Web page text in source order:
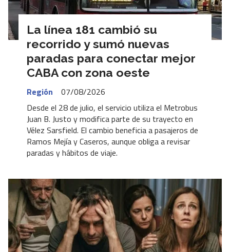
La línea 181 cambió su
recorrido y sumó nuevas
paradas para conectar mejor
CABA con zona oeste
Región
07/08/2026
Desde el 28 de julio, el servicio utiliza el Metrobus
Juan B. Justo y modifica parte de su trayecto en
Vélez Sarsfield. El cambio beneficia a pasajeros de
Ramos Mejía y Caseros, aunque obliga a revisar
paradas y hábitos de viaje.